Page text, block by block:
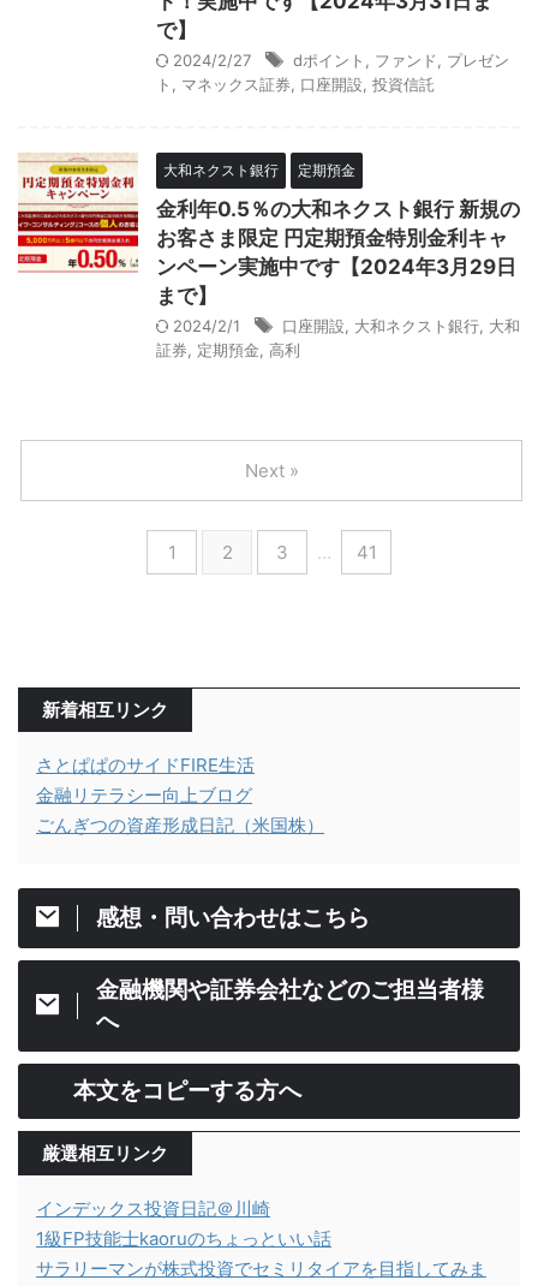
で】
2024/2/27 dポイント ファンド
プレゼン
ト
マネックス証券 口座開設 投資信託
大和ネクスト銀行 定期預金
金利年0.5％の大和ネクスト銀行 新規の
お客さま限定 円定期預金特別金利キャ
ンペーン実施中です【2024年3月29日
まで】
2024/2/1 口座開設 大和ネクスト銀行 大和
証券
定期預金 高利
1 2 3 … 41
Next »
新着相互リンク
さとぱぱのサイドFIRE生活
金融リテラシー向上ブログ
ごんぎつの資産形成日記（米国株）
感想・問い合わせはこちら
金融機関や証券会社などのご担当者様
へ
本文をコピーする方へ
厳選相互リンク
インデックス投資日記＠川崎
1級FP技能士kaoruのちょっといい話
サラリーマンが株式投資でセミリタイアを目指してみま